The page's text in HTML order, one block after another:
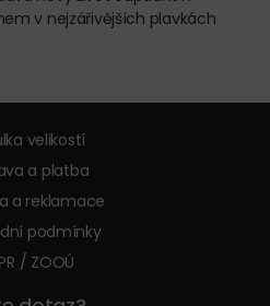
v nejzářivějších plavkách
velikostí
a platba
a reklamace
podmínky
/ ZOOÚ